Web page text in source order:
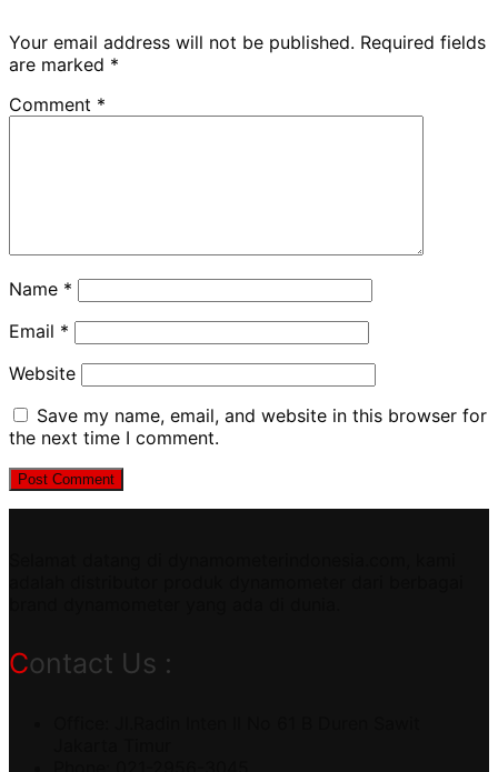
Your email address will not be published. Required fields
are marked *
Comment *
Name *
Email *
Website
Save my name, email, and website in this browser for
the next time I comment.
Contact Us :